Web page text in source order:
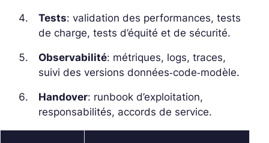
Tests: validation des performances, tests
de charge, tests d’équité et de sécurité.
Observabilité: métriques, logs, traces,
suivi des versions données‑code‑modèle.
Handover: runbook d’exploitation,
responsabilités, accords de service.